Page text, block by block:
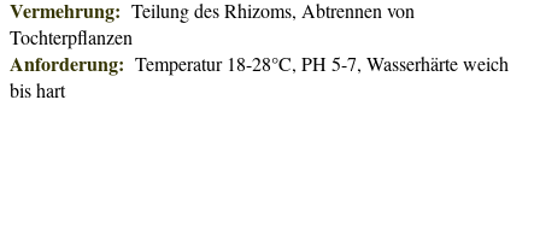
Vermehrung: Teilung des Rhizoms, Abtrennen von
Tochterpflanzen
Anforderung: Temperatur 18-28°C, PH 5-7, Wasserhärte weich
bis hart